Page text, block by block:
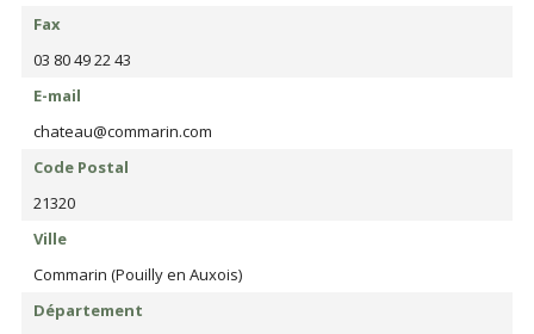
Fax
03 80 49 22 43
E-mail
chateau@commarin.com
Code Postal
21320
Ville
Commarin (Pouilly en Auxois)
Département